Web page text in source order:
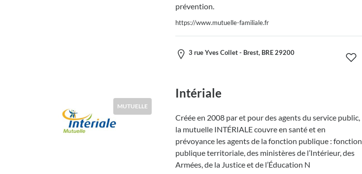
prévention.
https://www.mutuelle-familiale.fr
3 rue Yves Collet - Brest, BRE 29200
MUTUELLE
Intériale
Créée en 2008 par et pour des agents du service public,
la mutuelle INTÉRIALE couvre en santé et en
prévoyance les agents de la fonction publique : fonction
publique territoriale, des ministères de l’Intérieur, des
Armées, de la Justice et de l’Éducation N